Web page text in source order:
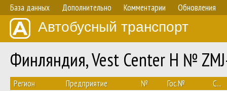
База данных Дополнительно Комментарии Обновления
Автобусный транспорт
Финляндия, Vest Center H №
Регион Предприятие № Гос.№ С...